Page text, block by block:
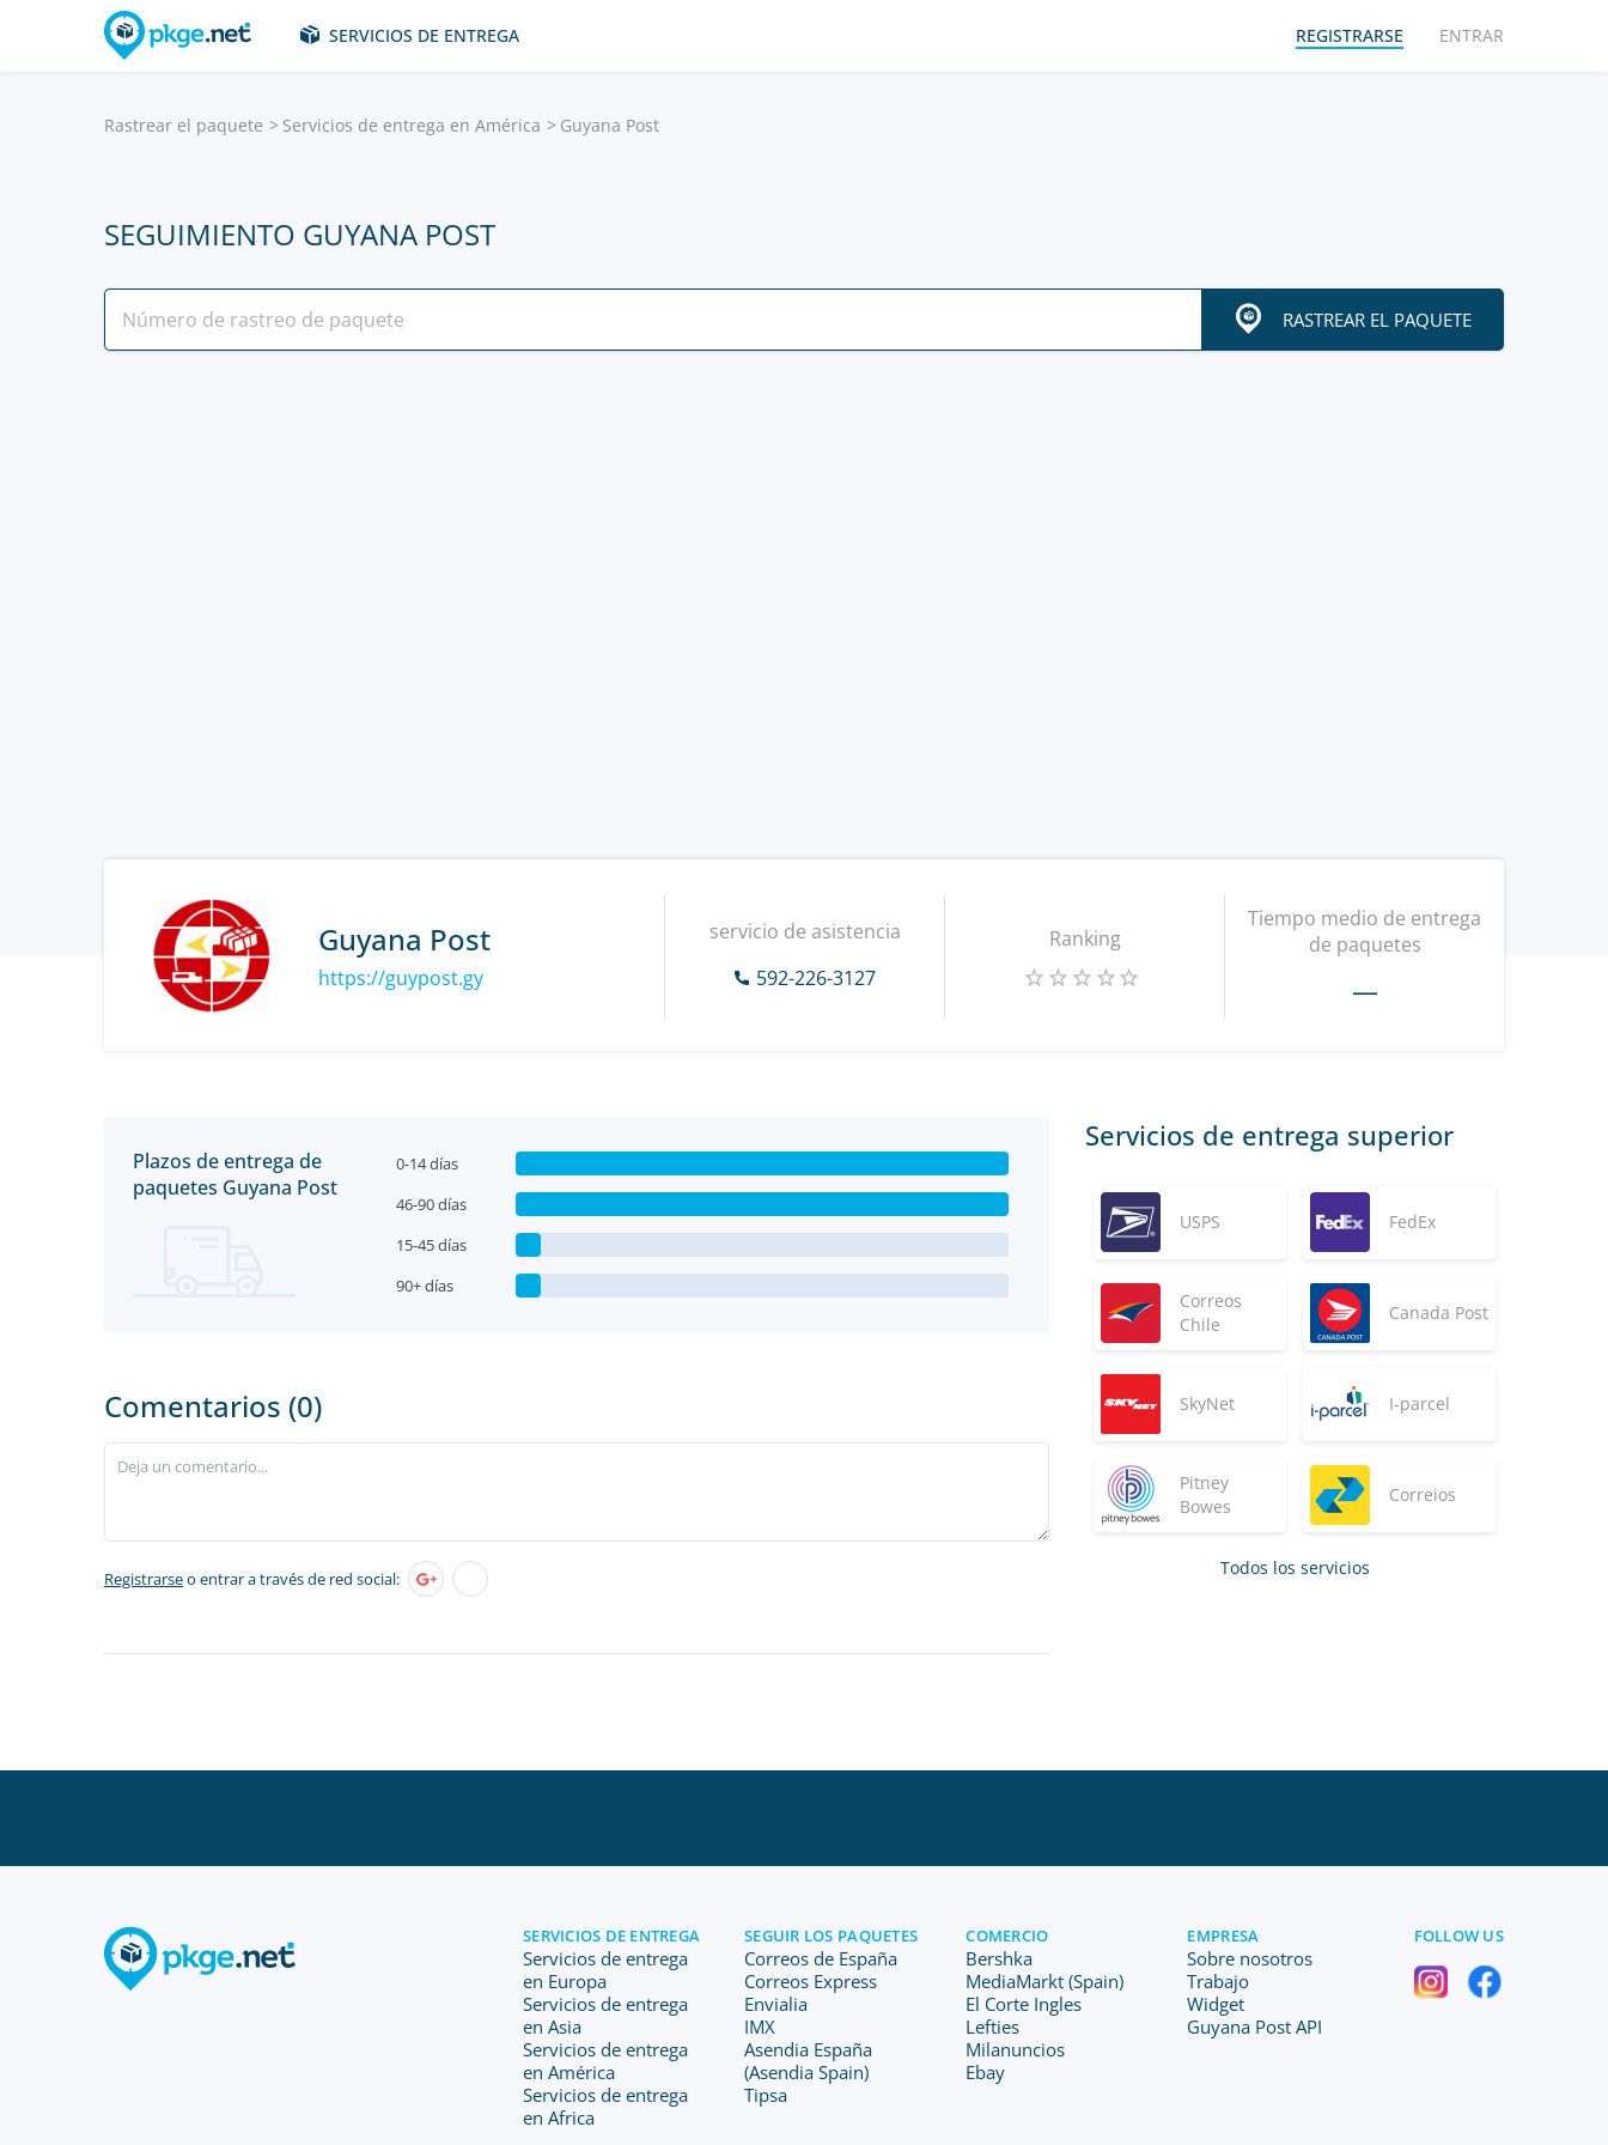
SERVICIOS DE ENTREGA REGISTRARSE ENTRAR
Rastrear el paquete Servicios de entrega en América Guyana Post
SEGUIMIENTO GUYANA POST
RASTREAR EL PAQUETE
Guyana Post
https://guypost.gy
servicio de asistencia
592-226-3127
Ranking
Tiempo medio de entrega
de paquetes
—
Plazos de entrega de
paquetes Guyana Post
0-14 días
46-90 días
15-45 días
90+ días
Comentarios (0)
Registrarseo entrar a través de red social:
Servicios de entrega superior
USPS FedEx
Correos
Chile
Canada Post
SkyNet I-parcel
Pitney
Bowes
Correios
Todos los servicios
SERVICIOS DE ENTREGA
Servicios de entrega
en Europa
Servicios de entrega
en Asia
Servicios de entrega
en América
Servicios de entrega
en Africa
SEGUIR LOS PAQUETES
Correos de España
Correos Express
Envialia
IMX
Asendia España
(Asendia Spain)
Tipsa
COMERCIO
Bershka
MediaMarkt (Spain)
El Corte Ingles
Lefties
Milanuncios
Ebay
EMPRESA
Sobre nosotros
Trabajo
Widget
Guyana Post API
FOLLOW US